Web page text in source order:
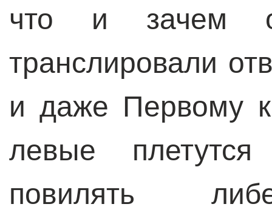
что и зачем
транслировали
и даже Первому
левые
повилять